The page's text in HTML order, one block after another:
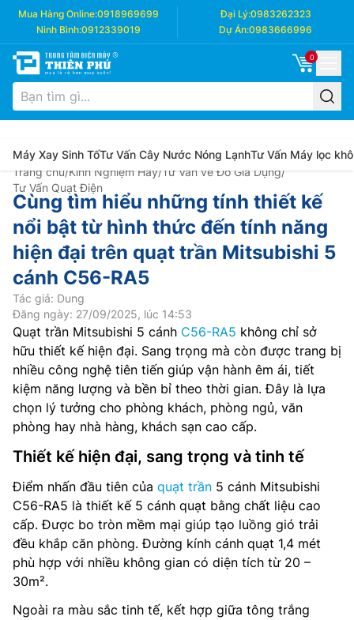
Mua Hàng Online:0918969699 Đại Lý:0983262323
Ninh Bình:0912339019 Dự Án:0983666996
0
Máy Xay Sinh TốTư Vấn Cây Nước Nóng LạnhTư Vấn Máy lọc
Trang chủ/Kinh Nghiệm Hay/Tư Vấn về Đồ Gia Dụng/
Tư Vấn Quạt Điện
Cùng tìm hiểu những tính thiết kế
nổi bật từ hình thức đến tính năng
hiện đại trên quạt trần Mitsubishi 5
cánh C56-RA5
Tác giả: Dung
Đăng ngày: 27/09/2025, lúc 14:53
Quạt trần Mitsubishi 5 cánh C56-RA5 không chỉ sở
hữu thiết kế hiện đại. Sang trọng mà còn được trang bị
nhiều công nghệ tiên tiến giúp vận hành êm ái, tiết
kiệm năng lượng và bền bỉ theo thời gian. Đây là lựa
chọn lý tưởng cho phòng khách, phòng ngủ, văn
phòng hay nhà hàng, khách sạn cao cấp.
Thiết kế hiện đại, sang trọng và tinh tế
Điểm nhấn đầu tiên của quạt trần 5 cánh Mitsubishi
C56-RA5 là thiết kế 5 cánh quạt bằng chất liệu cao
cấp. Được bo tròn mềm mại giúp tạo luồng gió trải
đều khắp căn phòng. Đường kính cánh quạt 1,4 mét
phù hợp với nhiều không gian có diện tích từ 20 –
30m².
Ngoài ra màu sắc tinh tế, kết hợp giữa tông trắng